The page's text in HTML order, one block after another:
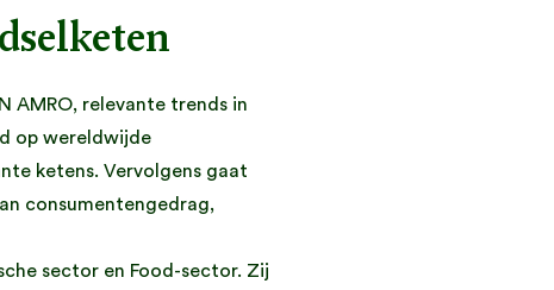
AMRO, relevante trends in
op wereldwijde
ketens. Vervolgens gaat
consumentengedrag,
sector en Food-sector. Zij